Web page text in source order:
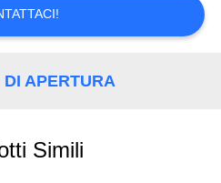
APERTURA
Simili